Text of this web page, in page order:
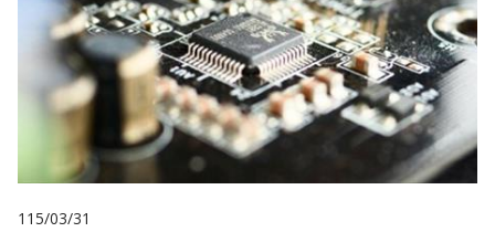
115/03/31